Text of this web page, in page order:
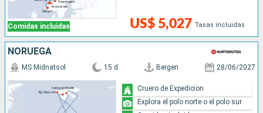
Comidas incluidas US$ 5,027 Tasas incluidas
NORUEGA
MS Midnatsol 15 d Bergen 28/06/2027
Cruero de Expedicion
Explora el polo norte o el polo sur